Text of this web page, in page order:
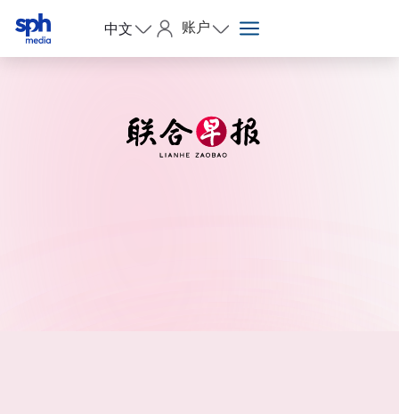
中文 账户